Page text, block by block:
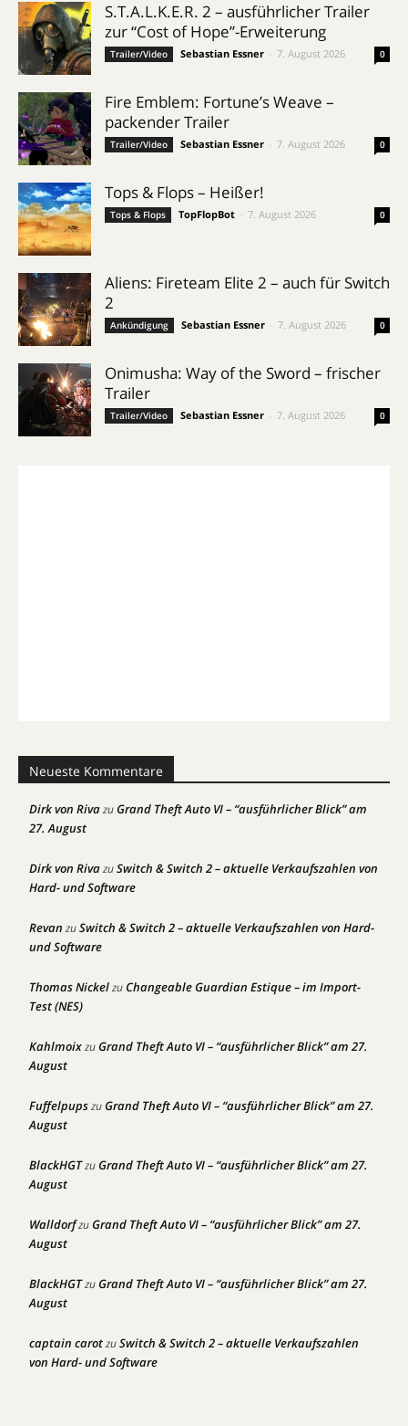
S.T.A.L.K.E.R. 2 – ausführlicher Trailer
zur “Cost of Hope”-Erweiterung
Trailer/Video Sebastian Essner 7. August 2026 0
Fire Emblem: Fortune’s Weave –
packender Trailer
Trailer/Video Sebastian Essner 7. August 2026 0
Tops & Flops – Heißer!
Tops & Flops TopFlopBot 7. August 2026 0
Aliens: Fireteam Elite 2 – auch für Switch
2
Ankündigung Sebastian Essner 7. August 2026 0
Onimusha: Way of the Sword – frischer
Trailer
Trailer/Video Sebastian Essner 7. August 2026 0
Neueste Kommentare
Dirk von RivazuGrand Theft Auto VI – “ausführlicher Blick” am
27. August
Dirk von RivazuSwitch & Switch 2 – aktuelle Verkaufszahlen von
Hard- und Software
Revan zuSwitch & Switch 2 – aktuelle Verkaufszahlen von Hard-
und Software
Thomas NickelzuChangeable Guardian Estique – im Import-
Test (NES)
KahlmoixzuGrand Theft Auto VI – “ausführlicher Blick” am 27.
August
FuffelpupszuGrand Theft Auto VI – “ausführlicher Blick” am 27.
August
BlackHGTzuGrand Theft Auto VI – “ausführlicher Blick” am 27.
August
WalldorfzuGrand Theft Auto VI – “ausführlicher Blick” am 27.
August
BlackHGTzuGrand Theft Auto VI – “ausführlicher Blick” am 27.
August
captain carotzuSwitch & Switch 2 – aktuelle Verkaufszahlen
von Hard- und Software